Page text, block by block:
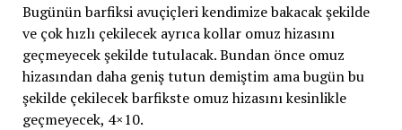
Bugünün barfiksi avuçiçleri kendimize bakacak şekilde
ve çok hızlı çekilecek ayrıca kollar omuz hizasını
geçmeyecek şekilde tutulacak. Bundan önce omuz
hizasından daha geniş tutun demiştim ama bugün bu
şekilde çekilecek barfikste omuz hizasını kesinlikle
geçmeyecek, 4×10.